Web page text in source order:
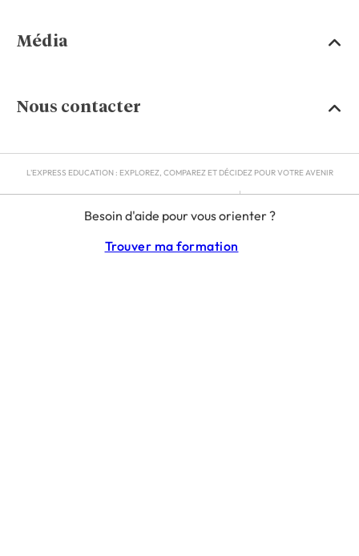
Besoin d'aide pour vous orienter ?
Trouver ma formation
Média
Nous contacter
L'EXPRESS EDUCATION : EXPLOREZ, COMPAREZ ET DÉCIDEZ POUR VOTRE AVENIR
RGPD